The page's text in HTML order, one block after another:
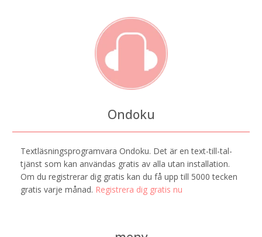
Ondoku
Textläsningsprogramvara Ondoku. Det är en text-till-tal-
tjänst som kan användas gratis av alla utan installation.
Om du registrerar dig gratis kan du få upp till 5000 tecken
gratis varje månad. Registrera dig gratis nu